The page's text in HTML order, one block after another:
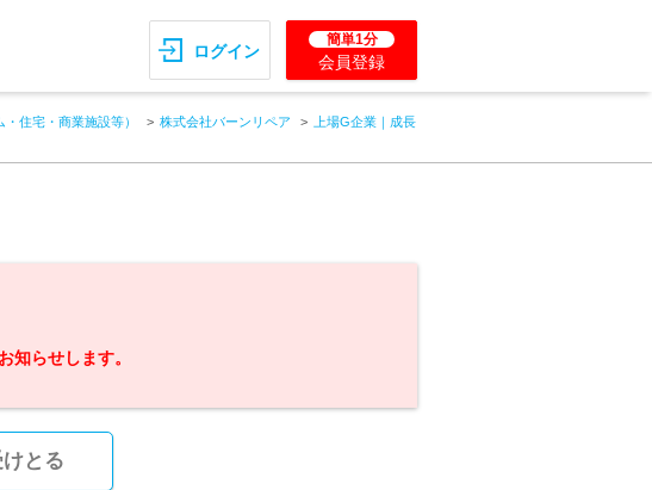
ログイン
簡単1分
会員登録
住宅・商業施設等） 株式会社バーンリペア
上場G企業｜成長
知らせします。
とる